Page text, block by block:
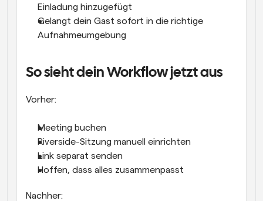
Einladung hinzugefügt
Gelangt dein Gast sofort in die richtige
Aufnahmeumgebung
So sieht dein Workflow jetzt aus
Vorher:
Meeting buchen
Riverside-Sitzung manuell einrichten
Link separat senden
Hoffen, dass alles zusammenpasst
Nachher: